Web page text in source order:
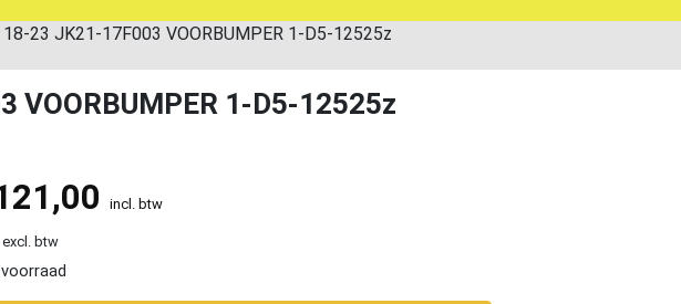
23 JK21-17F003 VOORBUMPER 1-D5-12525z
1-D5-12525z
incl. btw
excl. btw